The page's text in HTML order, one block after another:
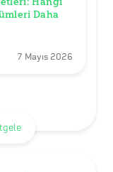
Daha
7 Mayıs 2026